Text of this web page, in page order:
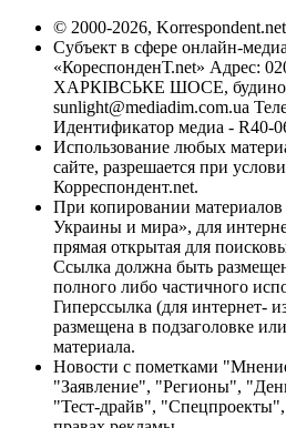
© 2000-2026, Korrespondent.net
Субъект в сфере онлайн-
«КореспонденТ.net» Адрес:
ХАРКІВСЬКЕ ШОСЕ, будинок
sunlight@mediadim.com.ua
Идентификатор медиа - R40-
Использование любых
сайте, разрешается при
Корреспондент.net.
При копировании
Украины и мира», для
прямая открытая для
Ссылка должна быть
полного либо частичного
Гиперссылка (для интернет-
размещена в подзаголовке
материала.
Новости с пометками
"Заявление", "Регионы",
"Тест-драйв",